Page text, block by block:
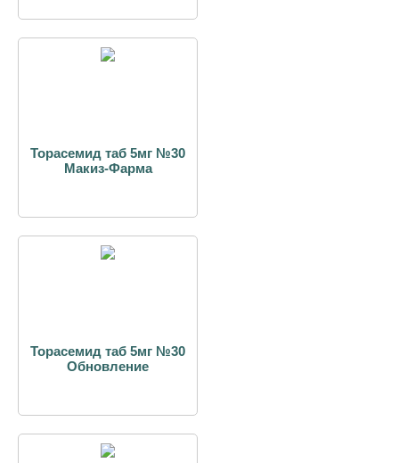
Торасемид таб 5мг №30
Макиз-Фарма
Торасемид таб 5мг №30
Обновление